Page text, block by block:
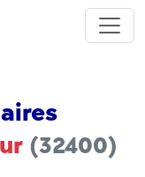
(32400)